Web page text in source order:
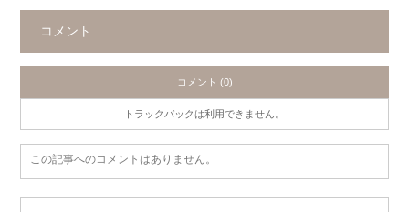
コメント
コメント (0)
トラックバックは利用できません。
この記事へのコメントはありません。